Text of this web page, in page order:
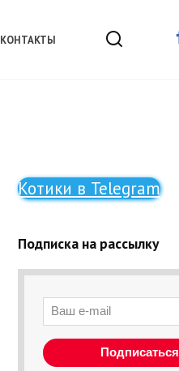
КОНТАКТЫ
Котики в Telegram
Подписка на рассылку
Подписаться